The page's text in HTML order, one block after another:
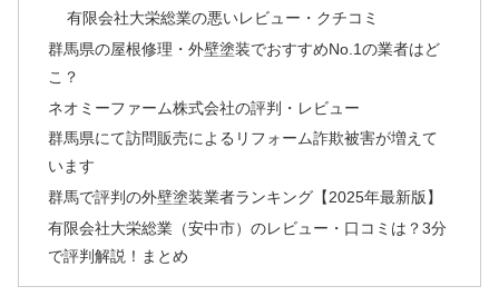
有限会社大栄総業の悪いレビュー・クチコミ
群馬県の屋根修理・外壁塗装でおすすめNo.1の業者はど
こ？
ネオミーファーム株式会社の評判・レビュー
群馬県にて訪問販売によるリフォーム詐欺被害が増えて
います
群馬で評判の外壁塗装業者ランキング【2025年最新版】
有限会社大栄総業（安中市）のレビュー・口コミは？3分
で評判解説！まとめ